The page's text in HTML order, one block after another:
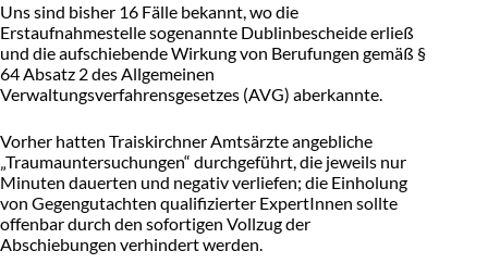
Uns sind bisher 16 Fälle bekannt, wo die
Erstaufnahmestelle sogenannte Dublinbescheide erließ
und die aufschiebende Wirkung von Berufungen gemäß §
64 Absatz 2 des Allgemeinen
Verwaltungsverfahrensgesetzes (AVG) aberkannte.
Vorher hatten Traiskirchner Amtsärzte angebliche
„Traumauntersuchungen“ durchgeführt, die jeweils nur
Minuten dauerten und negativ verliefen; die Einholung
von Gegengutachten qualifizierter ExpertInnen sollte
offenbar durch den sofortigen Vollzug der
Abschiebungen verhindert werden.